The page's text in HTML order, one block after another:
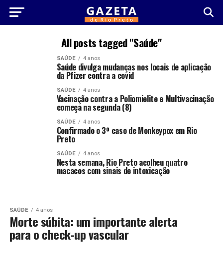
All posts tagged "Saúde"
SAÚDE 4 anos
Saúde divulga mudanças nos locais de aplicação
da Pfizer contra a covid
SAÚDE 4 anos
Vacinação contra a Poliomielite e Multivacinação
começa na segunda (8)
SAÚDE 4 anos
Confirmado o 3º caso de Monkeypox em Rio
Preto
SAÚDE 4 anos
Nesta semana, Rio Preto acolheu quatro
macacos com sinais de intoxicação
SAÚDE 4 anos
Morte súbita: um importante alerta
para o check-up vascular